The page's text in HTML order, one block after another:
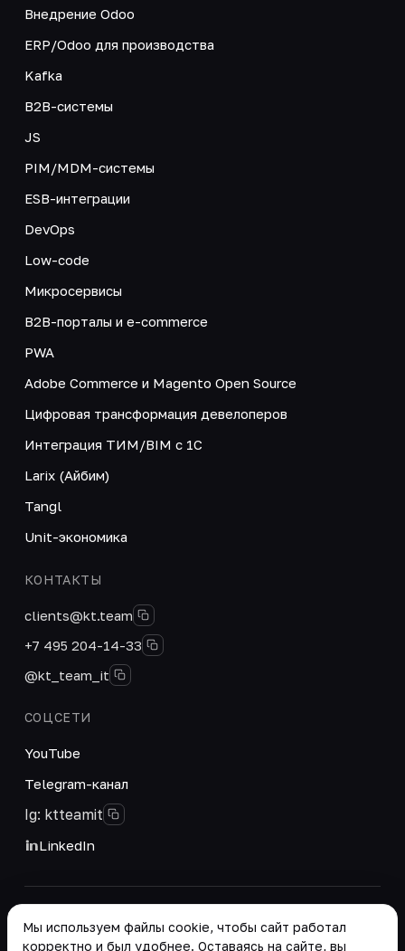
Внедрение Odoo
ERP/Odoo для производства
Kafka
B2B-системы
JS
PIM/MDM-системы
ESB-интеграции
DevOps
Low-code
Микросервисы
B2B-порталы и e-commerce
PWA
Adobe Commerce и Magento Open Source
Цифровая трансформация девелоперов
Интеграция ТИМ/BIM с 1С
Larix (Айбим)
Tangl
Unit-экономика
КОНТАКТЫ
clients@kt.team
+7 495 204-14-33
@kt_team_it
СОЦСЕТИ
YouTube
Telegram-канал
Ig: ktteamit
LinkedIn
решений и корпоративных систем.
Мы используем файлы cookie, чтобы сайт работал
корректно и был удобнее. Оставаясь на сайте, вы